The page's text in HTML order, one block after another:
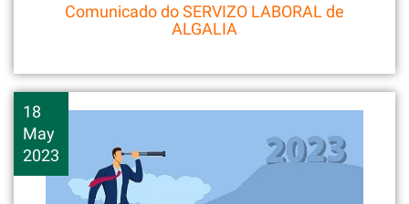
Comunicado do SERVIZO LABORAL de
ALGALIA
18
May
2023